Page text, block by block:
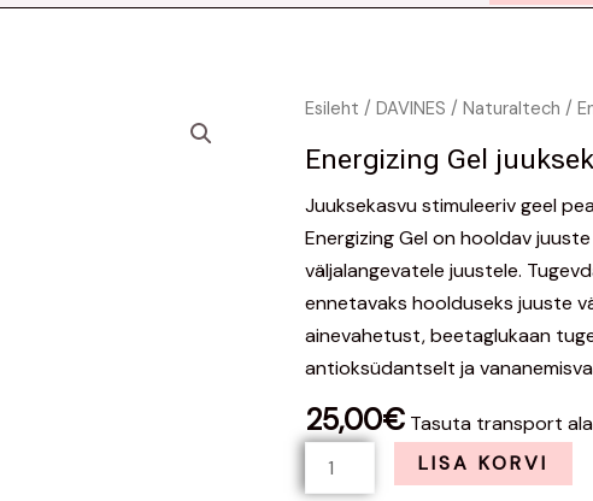
Esileht /DAVINES /Naturaltech /
Energizing Gel
Juuksekasvu stimuleeriv geel
Energizing Gel on hooldav
väljalangevatele juustele.
ennetavaks hoolduseks juuste
ainevahetust, beetaglukaan
antioksüdantselt ja
25,00€ Tasuta transport
Energizing
juuksekasvu
stimuleeriv
kogus
LISA KORVI